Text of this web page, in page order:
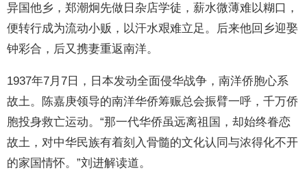
异国他乡，郑潮炯先做日杂店学徒，薪水微薄难以糊口，
便转行成为流动小贩，以汗水艰难立足。后来他回乡迎娶
钟彩合，后又携妻重返南洋。
1937年7月7日，日本发动全面侵华战争，南洋侨胞心系
故土。陈嘉庚领导的南洋华侨筹赈总会振臂一呼，千万侨
胞投身救亡运动。“那一代华侨虽远离祖国，却始终眷恋
故土，对中华民族有着刻入骨髓的文化认同与浓得化不开
的家国情怀。”刘进解读道。